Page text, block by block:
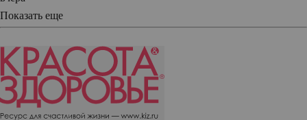
Показать еще